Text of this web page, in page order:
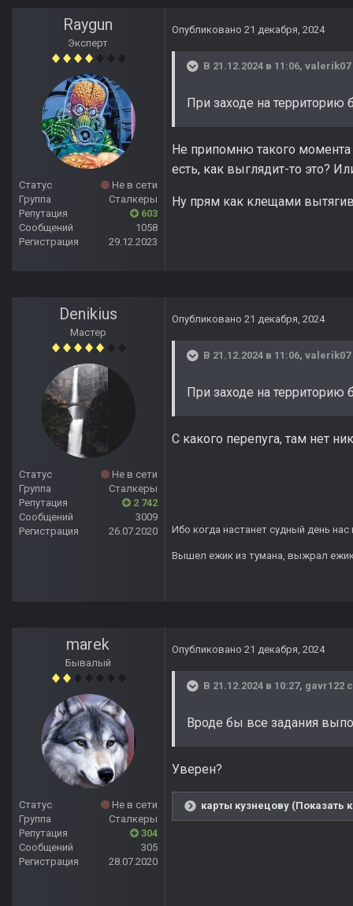
Raygun
Эксперт
Статус
Не в сети
Группа
Сталкеры
Репутация
603
Сообщений
1058
Регистрация
29.12.2023
Опубликовано 21 декабря, 2024
В 21.12.2024 в 11:06, valerik07
При заходе на территорию
Не припомню такого
есть, как выглядит-то это?
Ну прям как клещами
Denikius
Мастер
Статус
Не в сети
Группа
Сталкеры
Репутация
2 742
Сообщений
3009
Регистрация
26.07.2020
Опубликовано 21 декабря, 2024
В 21.12.2024 в 11:06, valerik07
При заходе на территорию
С какого перепуга, там нет
Ибо когда настанет судный день
Вышел ежик из тумана, выжрал ежик
marek
Бывалый
Статус
Не в сети
Группа
Сталкеры
Репутация
304
Сообщений
305
Регистрация
28.07.2020
Опубликовано 21 декабря, 2024
В 21.12.2024 в 10:27, gavr122
Вроде бы все задания
Уверен?
карты кузнецову (Показать